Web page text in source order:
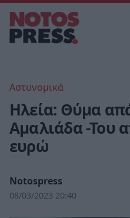
Αστυνομικά
Ηλεία: Θύμα
Αμαλιάδα -Του
ευρώ
Notospress
08/03/2023 20:40